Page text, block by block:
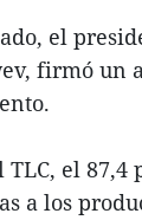
el
firmó un
el 87,4
a los